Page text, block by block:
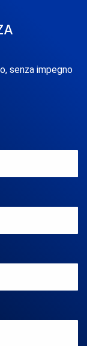
senza impegno